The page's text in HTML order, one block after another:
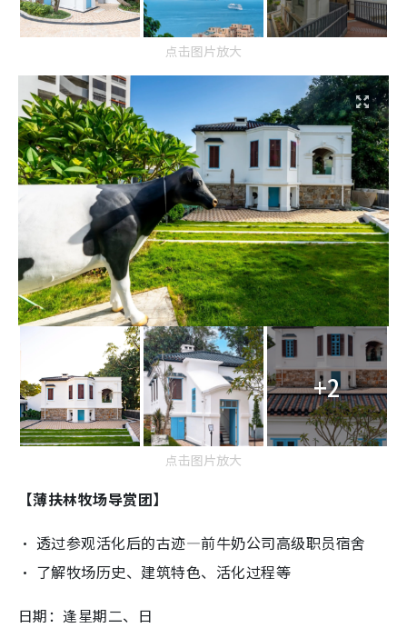
点击图片放大
+2
点击图片放大
【薄扶林牧场导赏团】
‧ 透过参观活化后的古迹—前牛奶公司高级职员宿舍
‧ 了解牧场历史、建筑特色、活化过程等
日期：逢星期二、日